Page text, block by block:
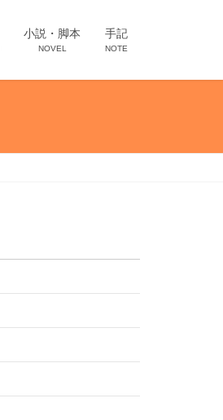
小説・脚本
NOVEL
手記
NOTE